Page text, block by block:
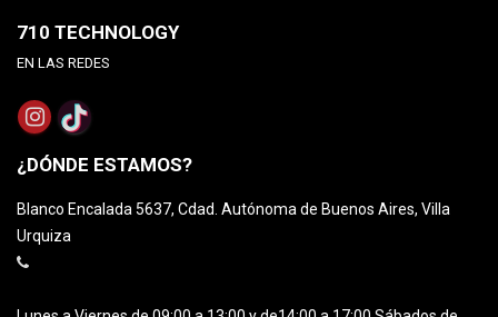
710 TECHNOLOGY
EN LAS REDES
¿DÓNDE ESTAMOS?
Blanco Encalada 5637, Cdad. Autónoma de Buenos Aires, Villa
Urquiza